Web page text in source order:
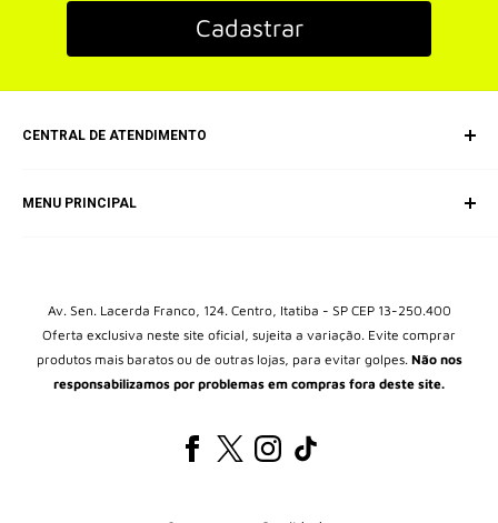
Cadastrar
CENTRAL DE ATENDIMENTO
MENU PRINCIPAL
Álbuns
Packs
Av. Sen. Lacerda Franco, 124. Centro, Itatiba - SP CEP 13-250.400
Oferta exclusiva neste site oficial, sujeita a variação. Evite comprar
produtos mais baratos ou de outras lojas, para evitar golpes. Não nos
responsabilizamos por problemas em compras fora deste site.